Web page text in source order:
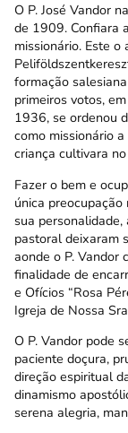
O P. José Vandor
de 1909. Confiara
missionário. Este
formação
primeiros votos,
1936, se ordenou
como missionário
criança cultivara
Fazer o bem e
única
sua
pastoral deixaram
aonde o P. Vandor
finalidade de
e Ofícios “Rosa
Igreja de Nossa
O P. Vandor pode
paciente doçura,
direção espiritual
dinamismo
serena alegria,